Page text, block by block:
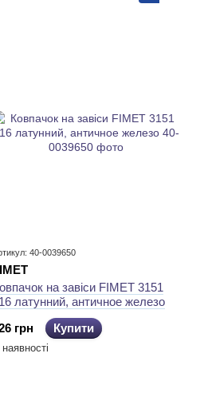
40-0039650
на завіси FIMET 3151
латунний, античное железо
грн
Купити